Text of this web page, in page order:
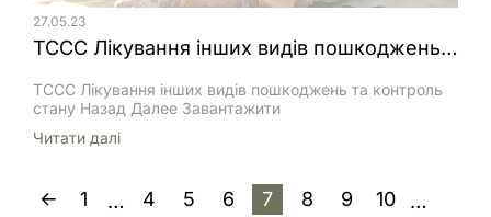
27.05.23
ТССС Лікування інших видів пошкоджень та контроль стану
ТССС Лікування інших видів пошкоджень та контроль
стану Назад Далее Завантажити
Читати далi
1 … 4 5 6 7 8 9 10 …